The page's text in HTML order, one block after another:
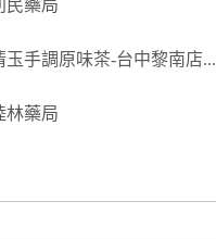
民藥局
玉手調原味茶-台中黎南店...
林藥局